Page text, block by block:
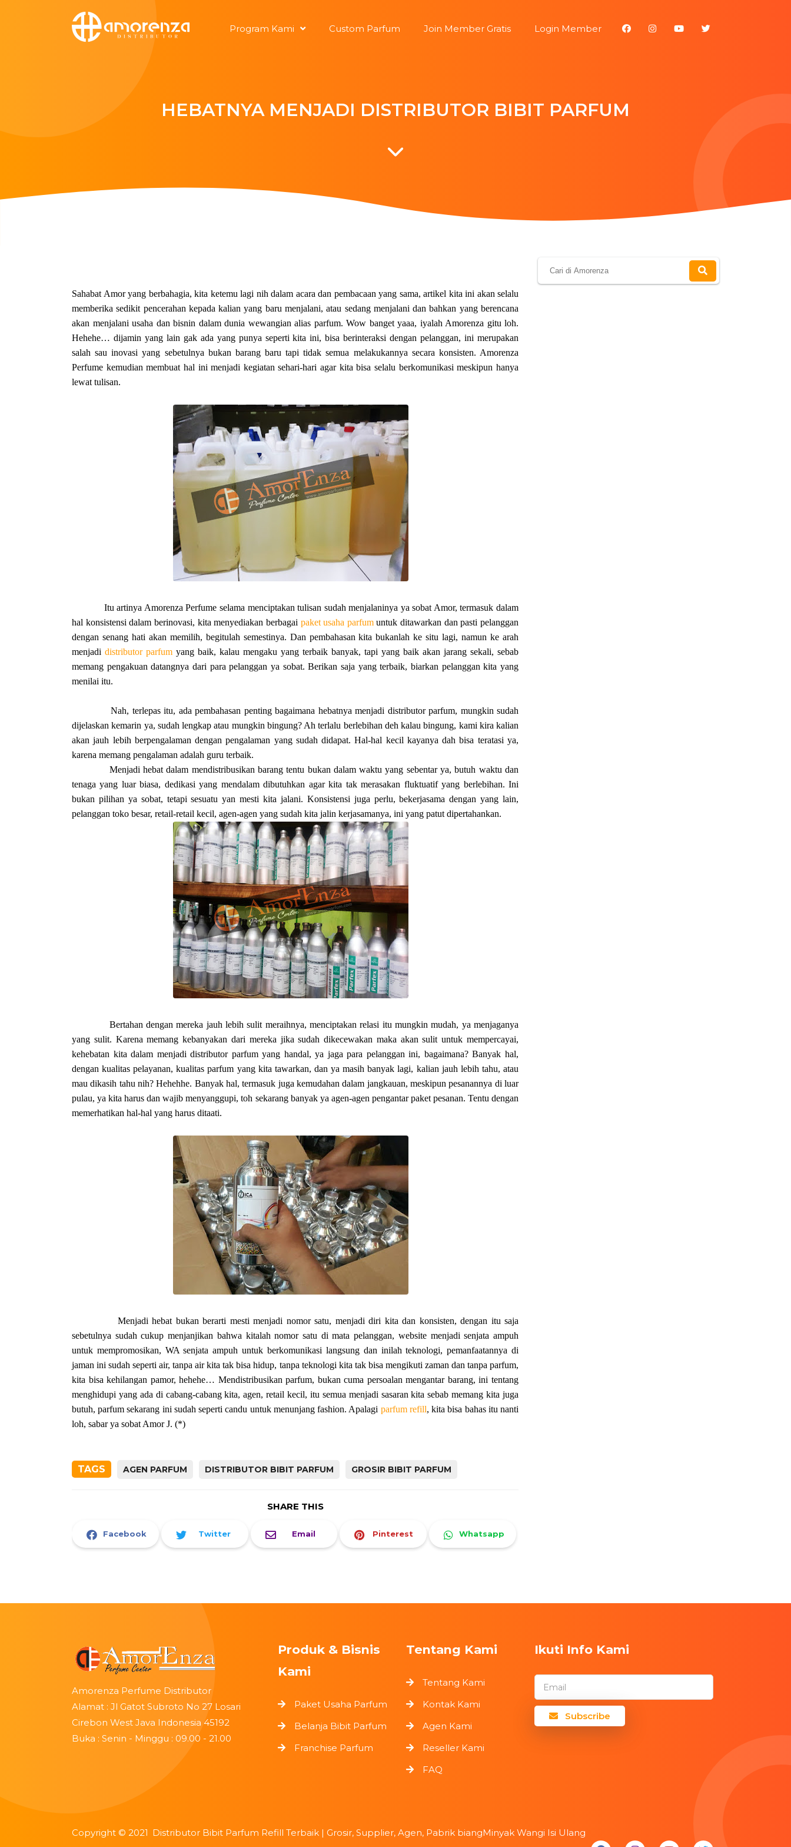
Program Kami Custom Parfum Join Member Gratis Login Member
HEBATNYA MENJADI DISTRIBUTOR BIBIT PARFUM
Sahabat Amor yang berbahagia, kita ketemu lagi nih dalam acara dan pembacaan yang sama, artikel kita ini akan selalu
memberika sedikit pencerahan kepada kalian yang baru menjalani, atau sedang menjalani dan bahkan yang berencana
akan menjalani usaha dan bisnin dalam dunia wewangian alias parfum. Wow banget yaaa, iyalah Amorenza gitu loh.
Hehehe… dijamin yang lain gak ada yang punya seperti kita ini, bisa berinteraksi dengan pelanggan, ini merupakan
salah sau inovasi yang sebetulnya bukan barang baru tapi tidak semua melakukannya secara konsisten. Amorenza
Perfume kemudian membuat hal ini menjadi kegiatan sehari-hari agar kita bisa selalu berkomunikasi meskipun hanya
lewat tulisan.
Itu artinya Amorenza Perfume selama menciptakan tulisan sudah menjalaninya ya sobat Amor, termasuk dalam
hal konsistensi dalam berinovasi, kita menyediakan berbagai paket usaha parfumuntuk ditawarkan dan pasti pelanggan
dengan senang hati akan memilih, begitulah semestinya. Dan pembahasan kita bukanlah ke situ lagi, namun ke arah
menjadi distributor parfum yang baik, kalau mengaku yang terbaik banyak, tapi yang baik akan jarang sekali, sebab
memang pengakuan datangnya dari para pelanggan ya sobat. Berikan saja yang terbaik, biarkan pelanggan kita yang
menilai itu.
Nah, terlepas itu, ada pembahasan penting bagaimana hebatnya menjadi distributor parfum, mungkin sudah
dijelaskan kemarin ya, sudah lengkap atau mungkin bingung? Ah terlalu berlebihan deh kalau bingung, kami kira kalian
akan jauh lebih berpengalaman dengan pengalaman yang sudah didapat. Hal-hal kecil kayanya dah bisa teratasi ya,
karena memang pengalaman adalah guru terbaik.
Menjadi hebat dalam mendistribusikan barang tentu bukan dalam waktu yang sebentar ya, butuh waktu dan
tenaga yang luar biasa, dedikasi yang mendalam dibutuhkan agar kita tak merasakan fluktuatif yang berlebihan. Ini
bukan pilihan ya sobat, tetapi sesuatu yan mesti kita jalani. Konsistensi juga perlu, bekerjasama dengan yang lain,
pelanggan toko besar, retail-retail kecil, agen-agen yang sudah kita jalin kerjasamanya, ini yang patut dipertahankan.
Bertahan dengan mereka jauh lebih sulit meraihnya, menciptakan relasi itu mungkin mudah, ya menjaganya
yang sulit. Karena memang kebanyakan dari mereka jika sudah dikecewakan maka akan sulit untuk mempercayai,
kehebatan kita dalam menjadi distributor parfum yang handal, ya jaga para pelanggan ini, bagaimana? Banyak hal,
dengan kualitas pelayanan, kualitas parfum yang kita tawarkan, dan ya masih banyak lagi, kalian jauh lebih tahu, atau
mau dikasih tahu nih? Hehehhe. Banyak hal, termasuk juga kemudahan dalam jangkauan, meskipun pesanannya di luar
pulau, ya kita harus dan wajib menyanggupi, toh sekarang banyak ya agen-agen pengantar paket pesanan. Tentu dengan
memerhatikan hal-hal yang harus ditaati.
Menjadi hebat bukan berarti mesti menjadi nomor satu, menjadi diri kita dan konsisten, dengan itu saja
sebetulnya sudah cukup menjanjikan bahwa kitalah nomor satu di mata pelanggan, website menjadi senjata ampuh
untuk mempromosikan, WA senjata ampuh untuk berkomunikasi langsung dan inilah teknologi, pemanfaatannya di
jaman ini sudah seperti air, tanpa air kita tak bisa hidup, tanpa teknologi kita tak bisa mengikuti zaman dan tanpa parfum,
kita bisa kehilangan pamor, hehehe… Mendistribusikan parfum, bukan cuma persoalan mengantar barang, ini tentang
menghidupi yang ada di cabang-cabang kita, agen, retail kecil, itu semua menjadi sasaran kita sebab memang kita juga
butuh, parfum sekarang ini sudah seperti candu untuk menunjang fashion. Apalagi parfum refill, kita bisa bahas itu nanti
loh, sabar ya sobat AmorJ. (*)
TAGS AGEN PARFUM DISTRIBUTOR BIBIT PARFUM GROSIR BIBIT PARFUM
SHARE THIS
Facebook Twitter Email Pinterest Whatsapp
Amorenza Perfume Distributor
Alamat : Jl Gatot Subroto No 27 Losari
Cirebon West Java Indonesia 45192
Buka : Senin - Minggu : 09.00 - 21.00
Produk & Bisnis
Kami
Paket Usaha Parfum
Belanja Bibit Parfum
Franchise Parfum
Tentang Kami
Tentang Kami
Kontak Kami
Agen Kami
Reseller Kami
FAQ
Ikuti Info Kami
Email
Subscribe
Copyright © 2021 Distributor Bibit Parfum Refill Terbaik | Grosir, Supplier, Agen, Pabrik biangMinyak Wangi Isi Ulang